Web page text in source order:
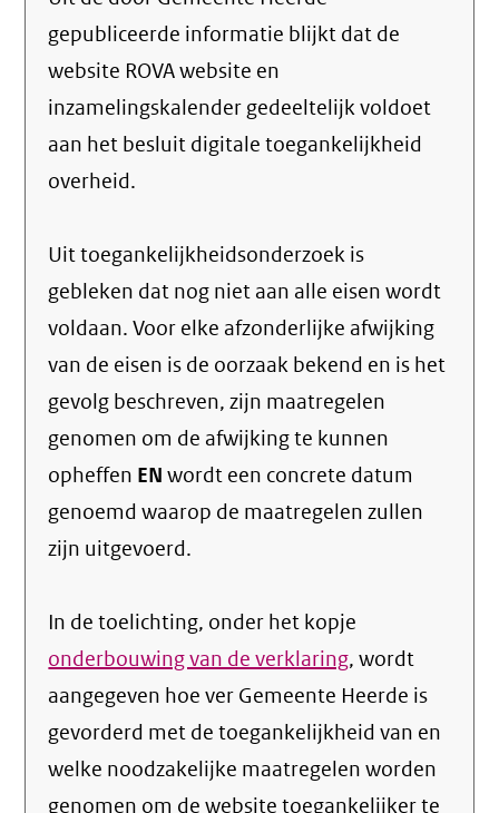
gepubliceerde informatie blijkt dat de
website ROVA website en
inzamelingskalender gedeeltelijk voldoet
aan het besluit digitale toegankelijkheid
overheid.
Uit toegankelijkheidsonderzoek is
gebleken dat nog niet aan alle eisen wordt
voldaan. Voor elke afzonderlijke afwijking
van de eisen is de oorzaak bekend en is het
gevolg beschreven, zijn maatregelen
genomen om de afwijking te kunnen
opheffen EN wordt een concrete datum
genoemd waarop de maatregelen zullen
zijn uitgevoerd.
In de toelichting, onder het kopje
onderbouwing van de verklaring, wordt
aangegeven hoe ver Gemeente Heerde is
gevorderd met de toegankelijkheid van en
welke noodzakelijke maatregelen worden
genomen om de website toegankelijker te